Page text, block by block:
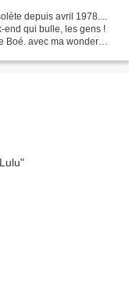
depuis avril 1978....
end qui bulle, les gens !
Boé. avec ma wonder